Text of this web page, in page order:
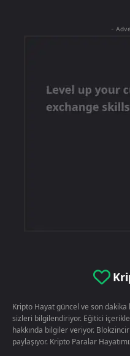
-
Kripto Hayat güncel ve son
sizleri bilgilendiriyor. Eğitici
hakkında bilgiler veriyor.
paylaşıyor. Kripto Paralar